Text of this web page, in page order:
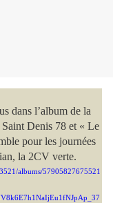
dans l’album de la
Denis 78 et « Le
pour les journées
la 2CV verte.
albums/57905827675521